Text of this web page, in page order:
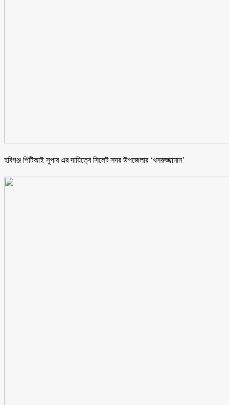
হবিগঞ্জ পিটিআই সুপার এর দায়িত্বে সিলেট সদর উপজেলার ‘খসরুজ্জামান’